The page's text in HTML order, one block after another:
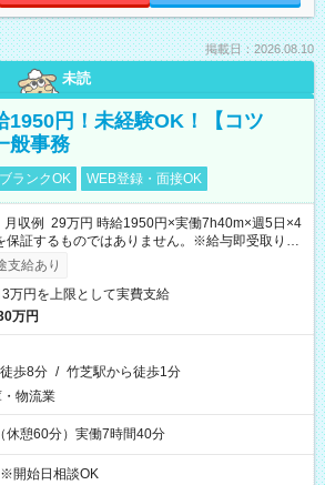
掲載日：2026.08.10
未読
1950円！未経験OK！【コツ
般事務
ブランクOK WEB登録・面接OK
収例 29万円 時給1950円×実働7h40m×週5日×4
証するものではありません。※給与即受取りサ
利用条件有）
支給あり
3万円を上限として実費支給
万円
歩8分 / 竹芝駅から徒歩1分
物流業
休憩60分）実働7時間40分
開始日相談OK